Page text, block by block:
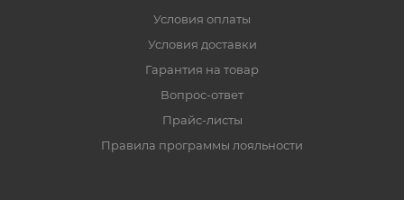
Условия оплаты
Условия доставки
Гарантия на товар
Вопрос-ответ
Прайс-листы
Правила программы лояльности